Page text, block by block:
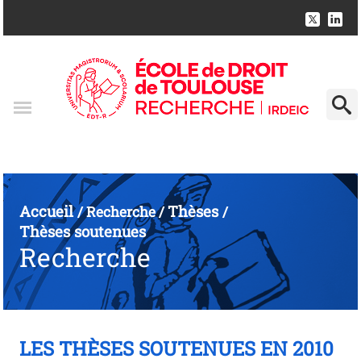
Accueil/Recherche/Thèses/
Thèses soutenues
Recherche
LES THÈSES SOUTENUES EN 2010